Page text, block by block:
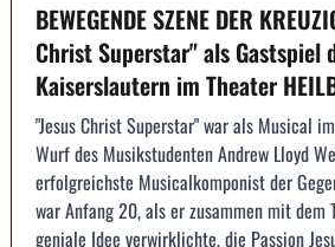
BEWEGENDE SZENE DER
Christ Superstar" als Gastspiel
Kaiserslautern im Theater
"Jesus Christ Superstar" war als Musical
Wurf des Musikstudenten Andrew Lloyd
erfolgreichste Musicalkomponist der
war Anfang 20, als er zusammen mit dem
geniale Idee verwirklichte, die Passion